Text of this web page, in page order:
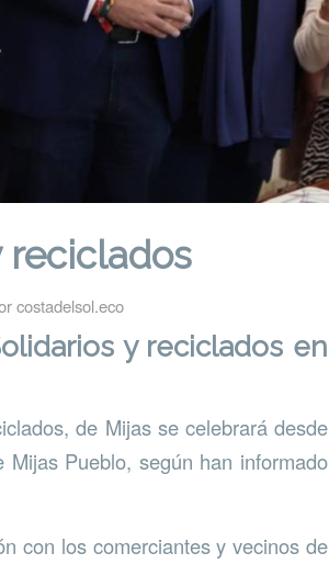
reciclados
costadelsol.eco
y reciclados en
de Mijas se celebrará desde
Pueblo, según han informado
con los comerciantes y vecinos de